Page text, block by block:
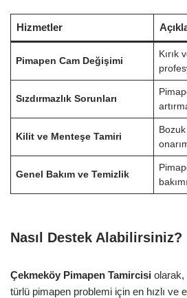
Hizmetler
Pimapen Cam Değişimi
Kırık
Sızdırmazlık Sorunları
Kilit ve Menteşe Tamiri
Genel Bakım ve Temizlik
Nasıl Destek Alabilirsiniz?
Çekmeköy Pimapen Tamircisi olarak,
türlü pimapen problemi için en hızlı ve